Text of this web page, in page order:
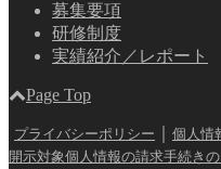
募集要項
研修制度
実績紹介／レポート
Page Top
プライバシーポリシー 個人情
開示対象個人情報の請求手続き